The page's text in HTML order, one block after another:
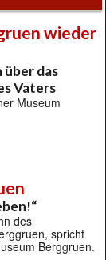
wieder
das
Vaters
Museum
des
spricht
Berggruen.